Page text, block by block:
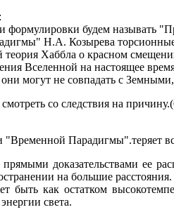
формулировки будем называть
Н.А. Козырева
Хаббла о красном
Вселенной на настоящее
могут не совпадать с
со следствия на
Парадигмы".теряет
доказательствами ее
на большие расстояния.
как остатком
света.